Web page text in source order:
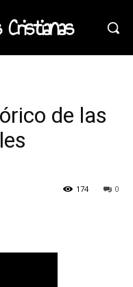
Cristianas
de las
0
174